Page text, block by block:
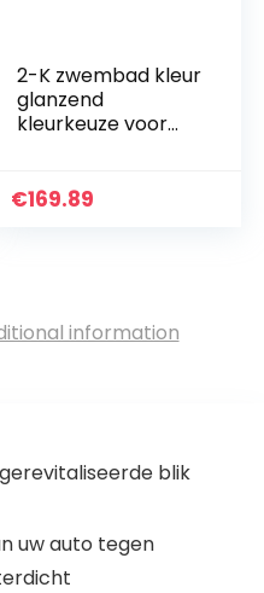
2-K zwembad kleur
glanzend
kleurkeuze voor
zwembad kleur
€169.89
information
blik
uw auto tegen